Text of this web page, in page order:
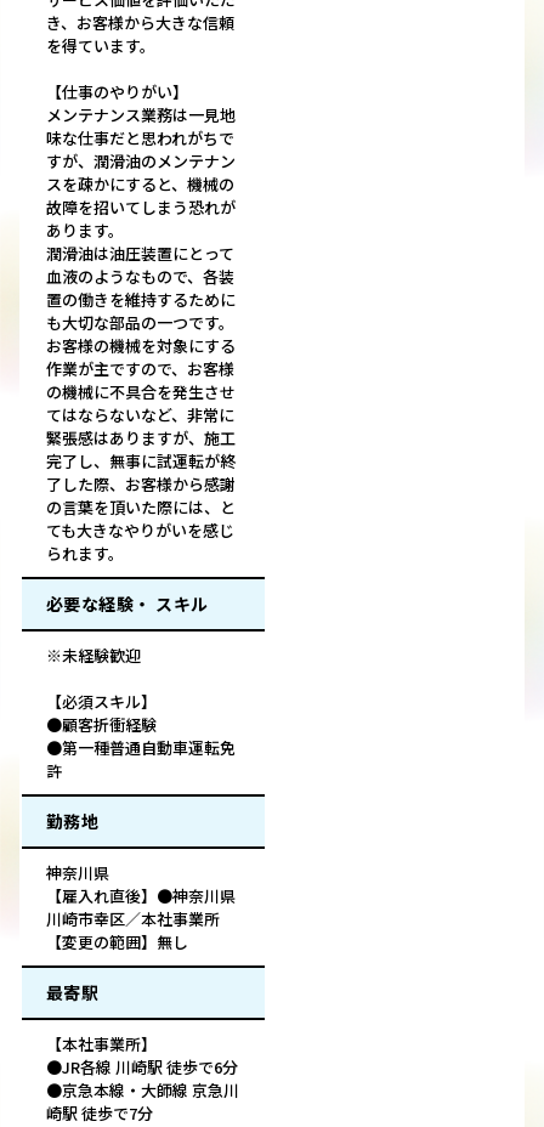
き、お客様から大きな信頼
を得ています。
【仕事のやりがい】
メンテナンス業務は一見地
味な仕事だと思われがちで
すが、潤滑油のメンテナン
スを疎かにすると、機械の
故障を招いてしまう恐れが
あります。
潤滑油は油圧装置にとって
血液のようなもので、各装
置の働きを維持するために
も大切な部品の一つです。
お客様の機械を対象にする
作業が主ですので、お客様
の機械に不具合を発生させ
てはならないなど、非常に
緊張感はありますが、施工
完了し、無事に試運転が終
了した際、お客様から感謝
の言葉を頂いた際には、と
ても大きなやりがいを感じ
られます。
必要な経験・ スキル
※未経験歓迎
【必須スキル】
●顧客折衝経験
●第一種普通自動車運転免
許
勤務地
神奈川県
【雇入れ直後】●神奈川県
川崎市幸区／本社事業所
【変更の範囲】無し
最寄駅
【本社事業所】
●JR各線 川崎駅 徒歩で6分
●京急本線・大師線 京急川
崎駅 徒歩で7分